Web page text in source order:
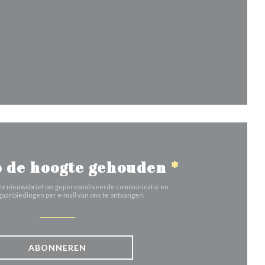
venster))
de hoogte gehouden *
nieuwsbrief om gepersonaliseerde communicatie en
per e-mail van ons te ontvangen.
ABONNEREN